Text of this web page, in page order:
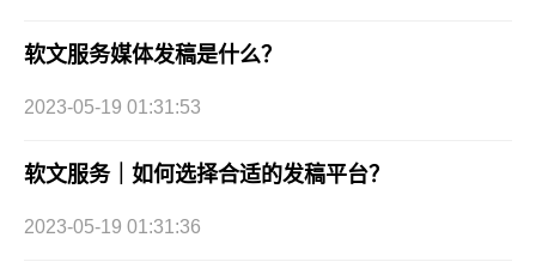
软文服务媒体发稿是什么？
2023-05-19 01:31:53
软文服务｜如何选择合适的发稿平台？
2023-05-19 01:31:36